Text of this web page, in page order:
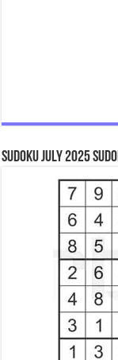
Sudoku July 2025